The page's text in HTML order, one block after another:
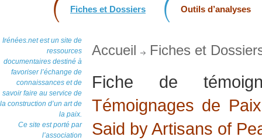
Fiches et Dossiers Outils d’analyses
Irénées.net est un site de
ressources
documentaires destiné à
favoriser l’échange de
connaissances et de
savoir faire au service de
la construction d’un art de
la paix.
Ce site est porté par
l’association
Accueil Fiches et
Fiche de
Témoignages de
Said by Artisans of